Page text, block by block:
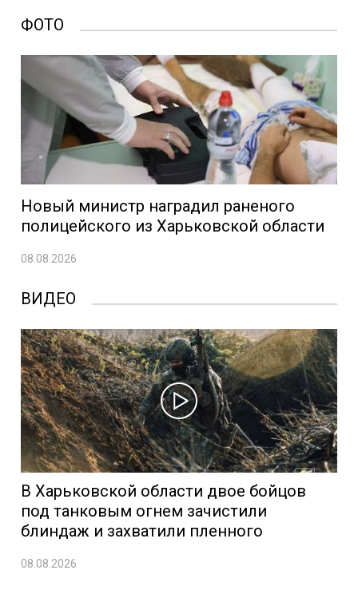
ФОТО
Новый министр наградил раненого
полицейского из Харьковской области
08.08.2026
ВИДЕО
В Харьковской области двое бойцов
под танковым огнем зачистили
блиндаж и захватили пленного
08.08.2026